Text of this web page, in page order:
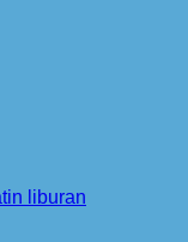
liburan